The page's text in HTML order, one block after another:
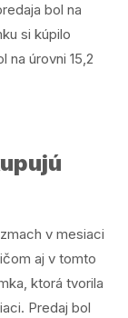
bol na
si kúpilo
na úrovni 15,2
v mesiaci
aj v tomto
ktorá tvorila
Predaj bol